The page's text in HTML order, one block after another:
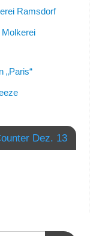
Ramsdorf
Molkerei
„Paris“
Dez. 13